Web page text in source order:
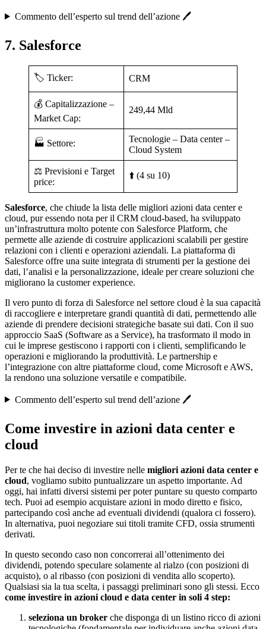
Commento dell’esperto sul trend dell’azione 🖊️
7. Salesforce
🏷️ Ticker: CRM
💰 Capitalizzazione –
Market Cap:
249,44 Mld
🏭 Settore:
Tecnologie – Data center –
Cloud System
⚖️ Previsioni e Target
price:
⬆️ (4 su 10)
Salesforce, che chiude la lista delle migliori azioni data center e
cloud, pur essendo nota per il CRM cloud-based, ha sviluppato
un’infrastruttura molto potente con Salesforce Platform, che
permette alle aziende di costruire applicazioni scalabili per gestire
relazioni con i clienti e operazioni aziendali. La piattaforma di
Salesforce offre una suite integrata di strumenti per la gestione dei
dati, l’analisi e la personalizzazione, ideale per creare soluzioni che
migliorano la customer experience.
Il vero punto di forza di Salesforce nel settore cloud è la sua capacità
di raccogliere e interpretare grandi quantità di dati, permettendo alle
aziende di prendere decisioni strategiche basate sui dati. Con il suo
approccio SaaS (Software as a Service), ha trasformato il modo in
cui le imprese gestiscono i rapporti con i clienti, semplificando le
operazioni e migliorando la produttività. Le partnership e
l’integrazione con altre piattaforme cloud, come Microsoft e AWS,
la rendono una soluzione versatile e compatibile.
Commento dell’esperto sul trend dell’azione 🖊️
Come investire in azioni data center e
cloud
Per te che hai deciso di investire nelle migliori azioni data center e
cloud, vogliamo subito puntualizzare un aspetto importante. Ad
oggi, hai infatti diversi sistemi per poter puntare su questo comparto
tech. Puoi ad esempio acquistare azioni in modo diretto e fisico,
partecipando così anche ad eventuali dividendi (qualora ci fossero).
In alternativa, puoi negoziare sui titoli tramite CFD, ossia strumenti
derivati.
In questo secondo caso non concorrerai all’ottenimento dei
dividendi, potendo speculare solamente al rialzo (con posizioni di
acquisto), o al ribasso (con posizioni di vendita allo scoperto).
Qualsiasi sia la tua scelta, i passaggi preliminari sono gli stessi. Ecco
come investire in azioni cloud e data center in soli 4 step:
seleziona un broker che disponga di un listino ricco di azioni